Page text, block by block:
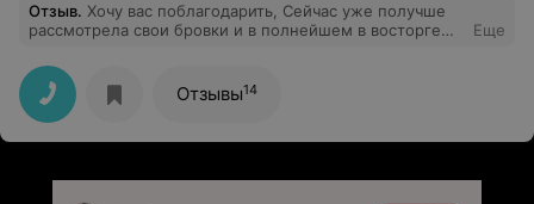
Отзыв. Хочу вас поблагодарить, Сейчас уже получше
рассмотрела свои бровки и в полнейшем в восторге
ощущения. Спасибо вам большое, с нетерпением жду
следующей нашей встречи
Еще
Отзывы14